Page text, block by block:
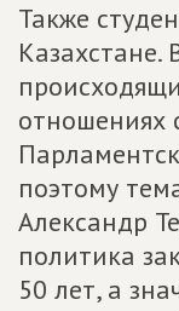
Также
Казахстане.
отношениях
поэтому
Александр
политика
50 лет, а